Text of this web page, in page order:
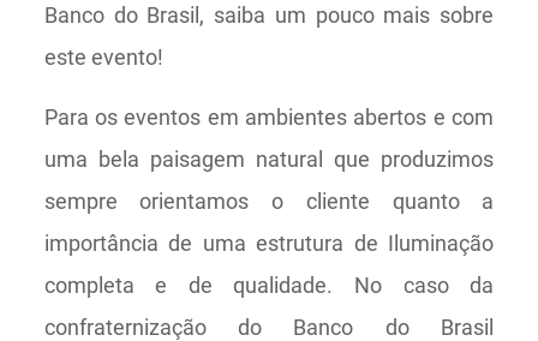
Banco do Brasil, saiba um pouco mais sobre
este evento!
Para os eventos em ambientes abertos e com
uma bela paisagem natural que produzimos
sempre orientamos o cliente quanto a
importância de uma estrutura de Iluminação
completa e de qualidade. No caso da
confraternização do Banco do Brasil